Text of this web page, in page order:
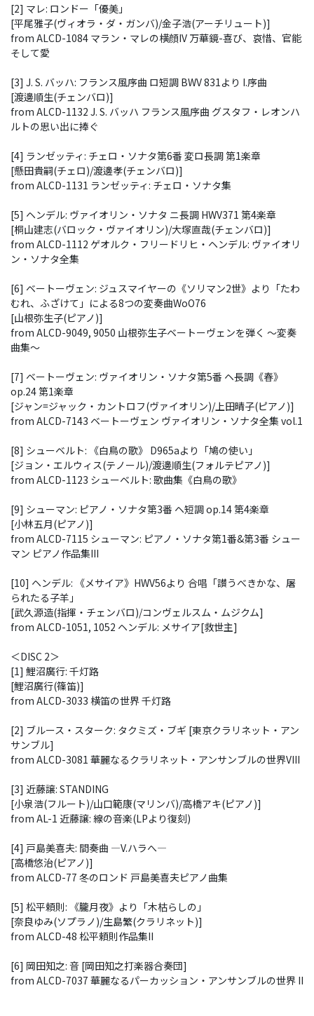
[2] マレ: ロンドー「優美」
[平尾雅子(ヴィオラ・ダ・ガンバ)/金子浩(アーチリュート)]
from ALCD-1084 マラン・マレの横顔IV 万華鏡-喜び、哀惜、官能
そして愛
[3] J. S. バッハ: フランス風序曲 ロ短調 BWV 831より I.序曲
[渡邊順生(チェンバロ)]
from ALCD-1132 J. S. バッハ フランス風序曲 グスタフ・レオンハ
ルトの思い出に捧ぐ
[4] ランゼッティ: チェロ・ソナタ第6番 変ロ長調 第1楽章
[懸田貴嗣(チェロ)/渡邊孝(チェンバロ)]
from ALCD-1131 ランゼッティ: チェロ・ソナタ集
[5] ヘンデル: ヴァイオリン・ソナタ ニ長調 HWV371 第4楽章
[桐山建志(バロック・ヴァイオリン)/大塚直哉(チェンバロ)]
from ALCD-1112 ゲオルク・フリードリヒ・ヘンデル: ヴァイオリ
ン・ソナタ全集
[6] ベートーヴェン: ジュスマイヤーの《ソリマン2世》より「たわ
むれ、ふざけて」による8つの変奏曲WoO76
[山根弥生子(ピアノ)]
from ALCD-9049, 9050 山根弥生子ベートーヴェンを弾く ～変奏
曲集～
[7] ベートーヴェン: ヴァイオリン・ソナタ第5番 ヘ長調《春》
op.24 第1楽章
[ジャン=ジャック・カントロフ(ヴァイオリン)/上田晴子(ピアノ)]
from ALCD-7143 ベートーヴェン ヴァイオリン・ソナタ全集 vol.1
[8] シューベルト: 《白鳥の歌》 D965aより「鳩の使い」
[ジョン・エルウィス(テノール)/渡邊順生(フォルテピアノ)]
from ALCD-1123 シューベルト: 歌曲集《白鳥の歌》
[9] シューマン: ピアノ・ソナタ第3番 ヘ短調 op.14 第4楽章
[小林五月(ピアノ)]
from ALCD-7115 シューマン: ピアノ・ソナタ第1番&第3番 シュー
マン ピアノ作品集III
[10] ヘンデル: 《メサイア》HWV56より 合唱「讃うべきかな、屠
られたる子羊」
[武久源造(指揮・チェンバロ)/コンヴェルスム・ムジクム]
from ALCD-1051, 1052 ヘンデル: メサイア[救世主]
＜DISC 2＞
[1] 鯉沼廣行: 千灯路
[鯉沼廣行(篠笛)]
from ALCD-3033 横笛の世界 千灯路
[2] ブルース・スターク: タクミズ・ブギ [東京クラリネット・アン
サンブル]
from ALCD-3081 華麗なるクラリネット・アンサンブルの世界VIII
[3] 近藤譲: STANDING
[小泉浩(フルート)/山口範康(マリンバ)/高橋アキ(ピアノ)]
from AL-1 近藤譲: 線の音楽(LPより復刻)
[4] 戸島美喜夫: 間奏曲 ―V.ハラへ―
[高橋悠治(ピアノ)]
from ALCD-77 冬のロンド 戸島美喜夫ピアノ曲集
[5] 松平頼則: 《朧月夜》より「木枯らしの」
[奈良ゆみ(ソプラノ)/生島繁(クラリネット)]
from ALCD-48 松平頼則作品集II
[6] 岡田知之: 音 [岡田知之打楽器合奏団]
from ALCD-7037 華麗なるパーカッション・アンサンブルの世界 II